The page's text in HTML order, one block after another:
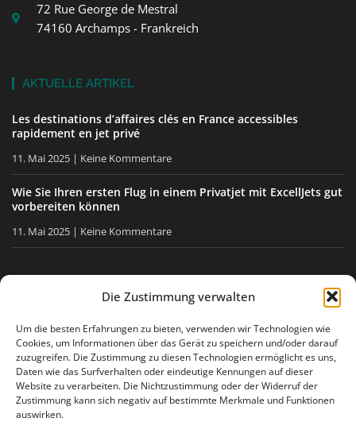
Die Zustimmung verwalten
Um die besten Erfahrungen zu bieten, verwenden wir Technologien wie
Cookies, um Informationen über das Gerät zu speichern und/oder darauf
zuzugreifen. Die Zustimmung zu diesen Technologien ermöglicht es uns,
Daten wie das Surfverhalten oder eindeutige Kennungen auf dieser
Website zu verarbeiten. Die Nichtzustimmung oder der Widerruf der
Zustimmung kann sich negativ auf bestimmte Merkmale und Funktionen
auswirken.
72 Rue George de Mestral
74160 Archamps - Frankreich
AKTUELLE ARTIKEL
Les destinations d’affaires clés en France accessibles
rapidement en jet privé
11. Mai 2025 Keine Kommentare
Wie Sie Ihren ersten Flug in einem Privatjet mit ExcellJets gut
vorbereiten können
11. Mai 2025 Keine Kommentare
BLEIBEN SIE INFORMIERT
Erhalten Sie unsere Tipps, unsere Neuigkeiten direkt in Ihre
E-Mail-Box.
Ich stimme der Datenschutzerklärung